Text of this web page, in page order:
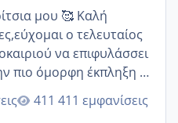
μου 🥰 Καλή
ο τελευταίος
να επιφυλάσσει
πιο όμορφη έκπληξη 🧿
@Παρασκευαιδου
@Christi.D.
411 εμφανίσεις